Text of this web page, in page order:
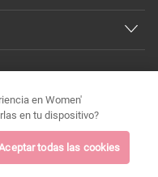
2026 ©
en Women'
en tu dispositivo?
todas las cookies